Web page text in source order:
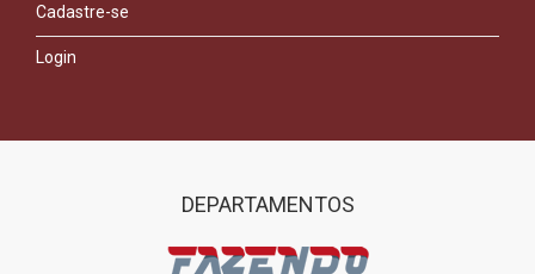
Cadastre-se
Login
DEPARTAMENTOS